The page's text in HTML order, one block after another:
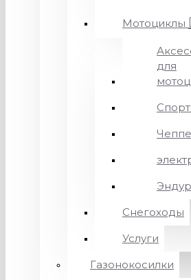
Мотоциклы
для
Снегоходы
Услуги
Газонокосилки